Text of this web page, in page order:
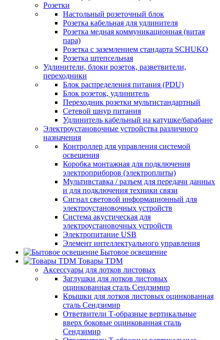
Розетки
Настольный розеточный блок
Розетка кабельная для удлинителя
Розетка медная коммуникационная (витая
пара)
Розетка с заземлением стандарта SCHUKO
Розетка штепсельная
Удлинители, блоки розеток, разветвители,
переходники
Блок распределения питания (PDU)
Блок розеток, удлинитель
Переходник розетки мультистандартный
Сетевой шнур питания
Удлинитель кабельный на катушке/барабане
Электроустановочные устройства различного
назначения
Контроллер для управления системой
освещения
Коробка монтажная для подключения
электроприборов (электроплиты)
Мультивставка / разъем для передачи данных
и для подключения техники связи
Сигнал световой информационный для
электроустановочных устройств
Система акустическая для
электроустановочных устройств
Электропитание USB
Элемент интеллектуального управления
Бытовое освещение
Товары TDM
Аксессуары для лотков листовых
Заглушки для лотков листовых
оцинкованная сталь Сендзимир
Крышки для лотков листовых оцинкованная
сталь Сендзимир
Ответвители Т-образные вертикальные
вверх боковые оцинкованная сталь
Сендзимир